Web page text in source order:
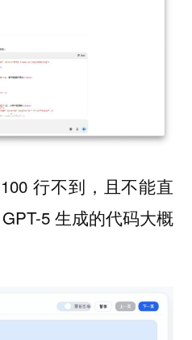
行不到，且不能直
5 生成的代码大概